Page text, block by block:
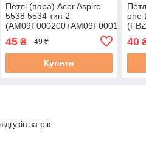
Петлі (пара) Acer Aspire
5538 5534 тип 2
(AM09F000200+AM09F000100)
45₴ 49 ₴
Купити
one
40
за рік